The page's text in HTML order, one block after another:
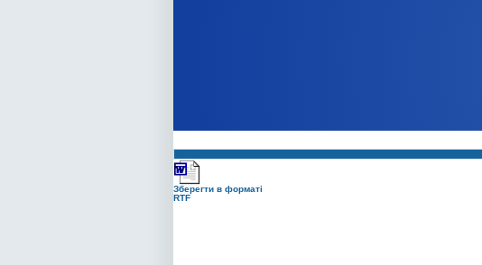
Зберегти в форматі
RTF